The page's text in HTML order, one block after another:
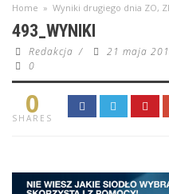
Home » Wyniki drugiego dnia ZO,
493_WYNIKI
Redakcja /
21 maja
0
0
SHARES